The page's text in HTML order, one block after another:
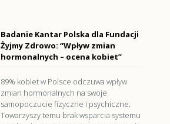
Badanie Kantar Polska dla Fundacji
Żyjmy Zdrowo: “Wpływ zmian
hormonalnych – ocena kobiet”
89% kobiet w Polsce odczuwa wpływ
zmian hormonalnych na swoje
samopoczucie fizyczne i psychiczne.
Towarzyszy temu brak wsparcia systemu